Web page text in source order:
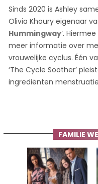
Sinds 2020 is Ashley
Olivia Khoury eigenaar
Hummingway‘.
meer informatie over
vrouwelijke cyclus. Één
‘The Cycle Soother’
ingrediënten
FAMILIE